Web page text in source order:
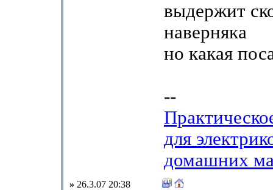
выдержит
наверняка
но какая
--
для
домашних
» 26.3.07 20:38